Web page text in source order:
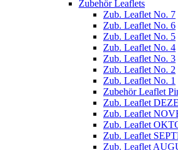
Zubehör Leaflets
Zub. Leaflet No. 7
Zub. Leaflet No. 6
Zub. Leaflet No. 5
Zub. Leaflet No. 4
Zub. Leaflet No. 3
Zub. Leaflet No. 2
Zub. Leaflet No. 1
Zubehör Leaflet
Zub. Leaflet
Zub. Leaflet
Zub. Leaflet
Zub. Leaflet
Zub. Leaflet